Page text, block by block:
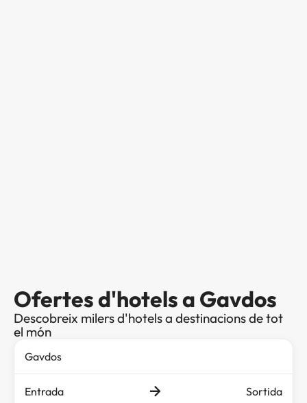
Ofertes d'hotels a Gavdos
Descobreix milers d'hotels a destinacions de tot
el món
Entrada Sortida